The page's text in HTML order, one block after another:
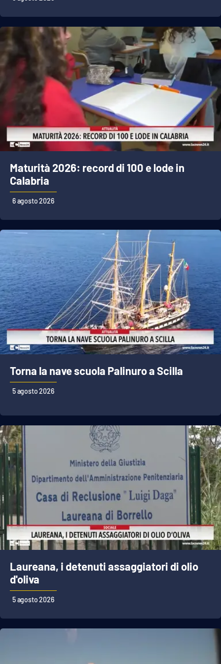
EDIZIONI
LOCALI
Catanzaro
Crotone
Vibo Valentia
Reggio Calabria
Lamezia Terme
PROGETTI
LA
CALABRIAVISIONE
Destinazioni
Eventi
Storie
NETWORK
Lacplay.it
Lactv.it
Laconair.it
Lacitymag.it
Lacapitalenews.it
Ilreggino.it
Cosenzachannel.it
Ilvibonese.it
Maturità 2026: record di 100 e lode in
Calabria
6 agosto 2026
Torna la nave scuola Palinuro a Scilla
5 agosto 2026
Laureana, i detenuti assaggiatori di olio
d'oliva
5 agosto 2026